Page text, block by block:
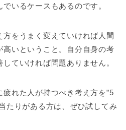
いるケースもあるのです。
をうまく変えていければ人間
高いということ。自分自身の考
ていければ問題ありません。
れた人が持つべき考え方を”5
たりがある方は、ぜひ試してみ